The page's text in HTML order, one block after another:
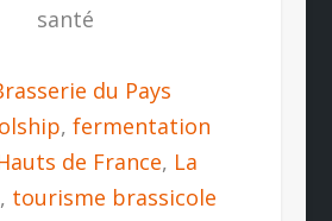
santé
du Pays
, fermentation
de France, La
, tourisme brassicole